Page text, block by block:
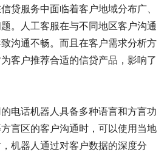
贷服务中面临着客户地域分布广、
。人工客服在与不同地区客户沟通
沟通不畅。而且在客户需求分析方
客户推荐合适的信贷产品，影响了
电话机器人具备多种语言和方言功
言区的客户沟通时，可以使用当地
机器人通过对客户数据的深度分